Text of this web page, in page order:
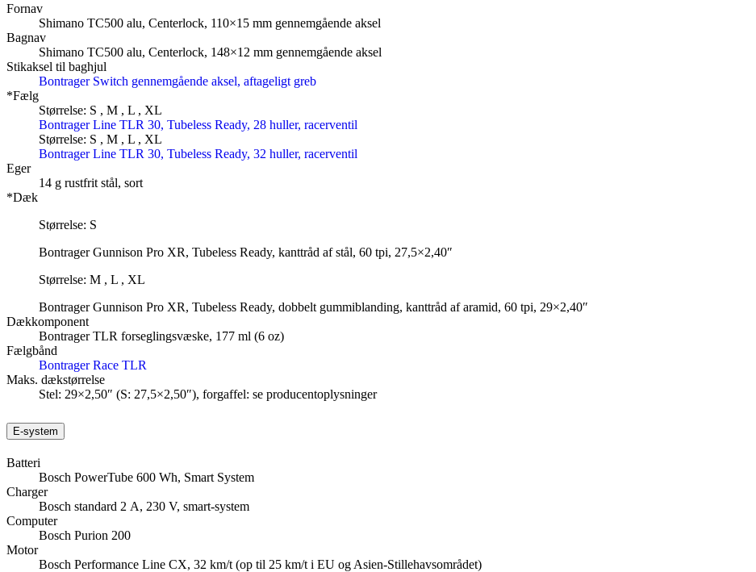
Fornav
Shimano TC500 alu, Centerlock, 110×15 mm gennemgående aksel
Bagnav
Shimano TC500 alu, Centerlock, 148×12 mm gennemgående aksel
Stikaksel til baghjul
Bontrager Switch gennemgående aksel, aftageligt greb
*Fælg
Størrelse: S , M , L , XL
Bontrager Line TLR 30, Tubeless Ready, 28 huller, racerventil
Størrelse: S , M , L , XL
Bontrager Line TLR 30, Tubeless Ready, 32 huller, racerventil
Eger
14 g rustfrit stål, sort
*Dæk
Størrelse: S
Bontrager Gunnison Pro XR, Tubeless Ready, kanttråd af stål, 60 tpi, 27,5×2,40″
Størrelse: M , L , XL
Bontrager Gunnison Pro XR, Tubeless Ready, dobbelt gummiblanding, kanttråd af aramid, 60 tpi, 29×2,40″
Dækkomponent
Bontrager TLR forseglingsvæske, 177 ml (6 oz)
Fælgbånd
Bontrager Race TLR
Maks. dækstørrelse
Stel: 29×2,50″ (S: 27,5×2,50″), forgaffel: se producentoplysninger
E-system
Batteri
Bosch PowerTube 600 Wh, Smart System
Charger
Bosch standard 2 A, 230 V, smart-system
Computer
Bosch Purion 200
Motor
Bosch Performance Line CX, 32 km/t (op til 25 km/t i EU og Asien-Stillehavsområdet)